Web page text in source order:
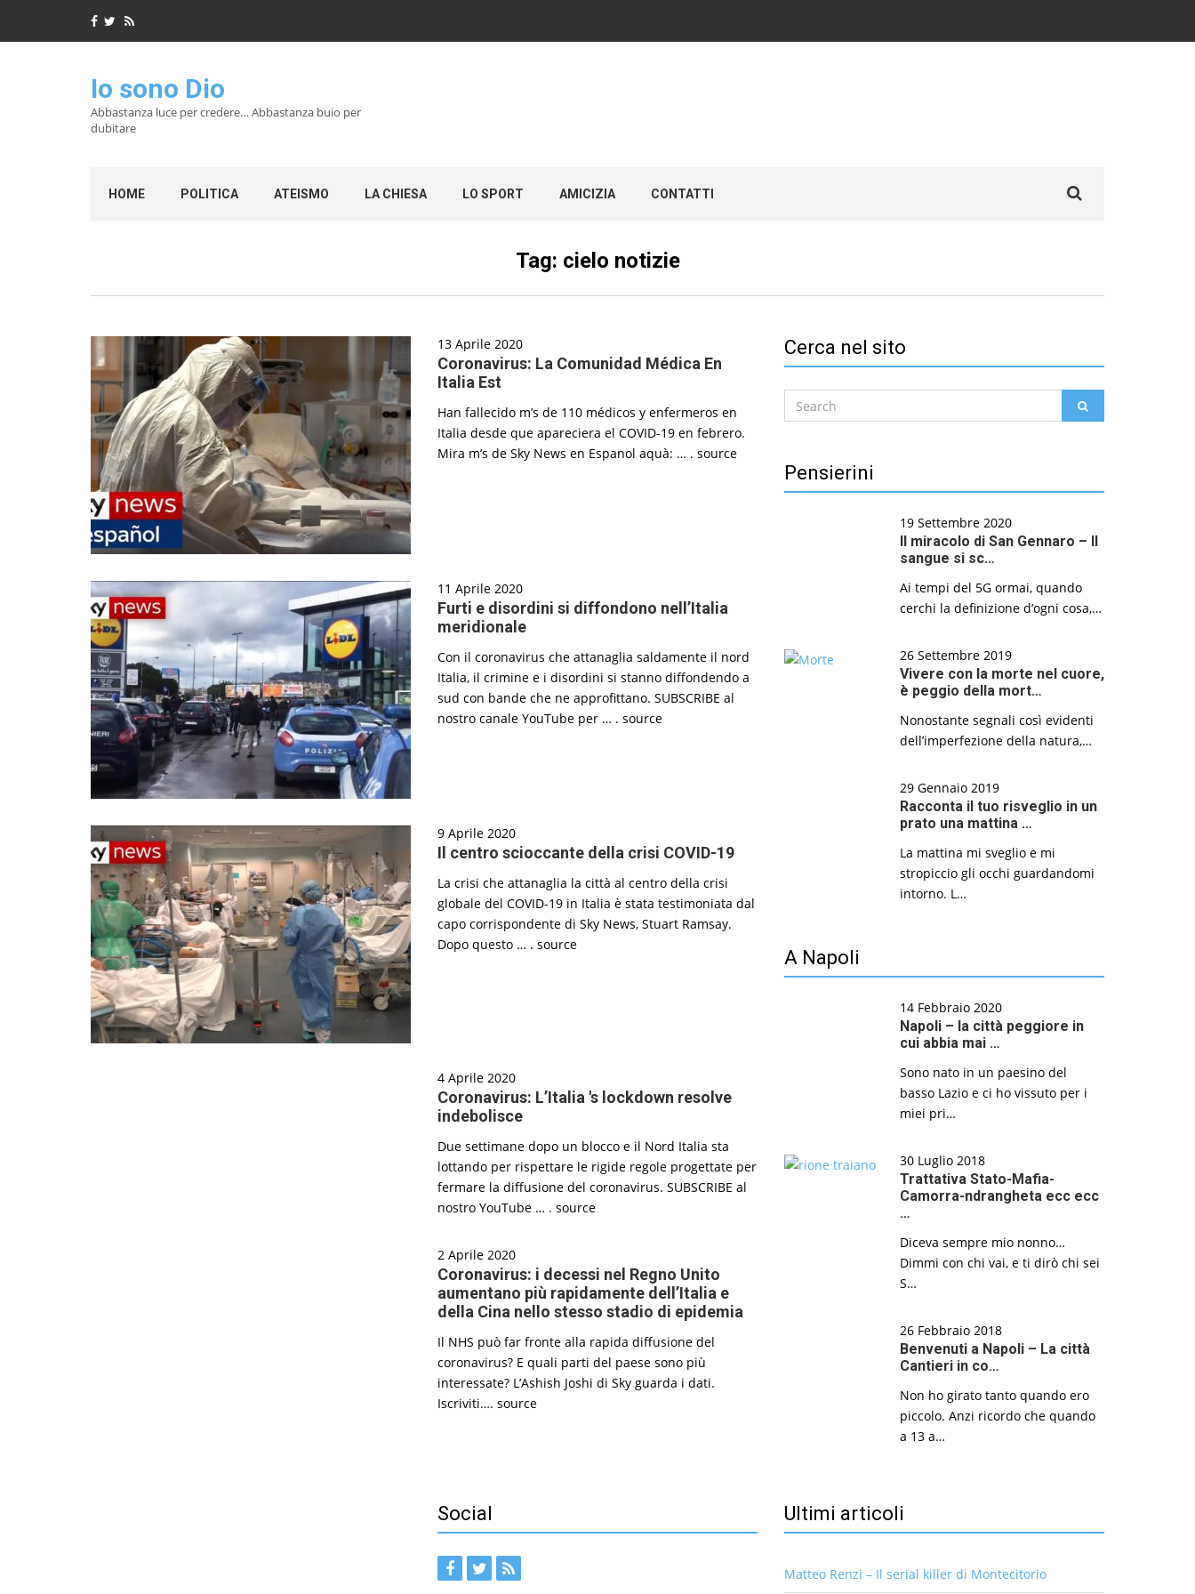
Io sono Dio
Abbastanza luce per credere… Abbastanza buio per
dubitare
HOME POLITICA ATEISMO LA CHIESA LO SPORT AMICIZIA CONTATTI
for:
Tag: cielo notizie
13 Aprile 2020
Coronavirus: La Comunidad Médica En
Italia Est
Han fallecido m’s de 110 médicos y enfermeros en
Italia desde que apareciera el COVID-19 en febrero.
Mira m’s de Sky News en Espanol aquà: … . source
11 Aprile 2020
Furti e disordini si diffondono nell’Italia
meridionale
Con il coronavirus che attanaglia saldamente il nord
Italia, il crimine e i disordini si stanno diffondendo a
sud con bande che ne approfittano. SUBSCRIBE al
nostro canale YouTube per … . source
9 Aprile 2020
Il centro scioccante della crisi COVID-19
La crisi che attanaglia la città al centro della crisi
globale del COVID-19 in Italia è stata testimoniata dal
capo corrispondente di Sky News, Stuart Ramsay.
Dopo questo … . source
4 Aprile 2020
Coronavirus: L’Italia 's lockdown resolve
indebolisce
Due settimane dopo un blocco e il Nord Italia sta
lottando per rispettare le rigide regole progettate per
fermare la diffusione del coronavirus. SUBSCRIBE al
nostro YouTube … . source
2 Aprile 2020
Coronavirus: i decessi nel Regno Unito
aumentano più rapidamente dell’Italia e
della Cina nello stesso stadio di epidemia
Il NHS può far fronte alla rapida diffusione del
coronavirus? E quali parti del paese sono più
interessate? L’Ashish Joshi di Sky guarda i dati.
Iscriviti…. source
Cerca nel sito
Search
for:
Pensierini
19 Settembre 2020
Il miracolo di San Gennaro – Il
sangue si sc…
Ai tempi del 5G ormai, quando
cerchi la definizione d’ogni cosa,…
26 Settembre 2019
Vivere con la morte nel cuore,
è peggio della mort…
Nonostante segnali così evidenti
dell’imperfezione della natura,…
29 Gennaio 2019
Racconta il tuo risveglio in un
prato una mattina …
La mattina mi sveglio e mi
stropiccio gli occhi guardandomi
intorno. L…
A Napoli
14 Febbraio 2020
Napoli – la città peggiore in
cui abbia mai …
Sono nato in un paesino del
basso Lazio e ci ho vissuto per i
miei pri…
30 Luglio 2018
Trattativa Stato-Mafia-
Camorra-ndrangheta ecc ecc
…
Diceva sempre mio nonno…
Dimmi con chi vai, e ti dirò chi sei
S…
26 Febbraio 2018
Benvenuti a Napoli – La città
Cantieri in co…
Non ho girato tanto quando ero
piccolo. Anzi ricordo che quando
a 13 a…
Social Ultimi articoli
Matteo Renzi – Il serial killer di Montecitorio